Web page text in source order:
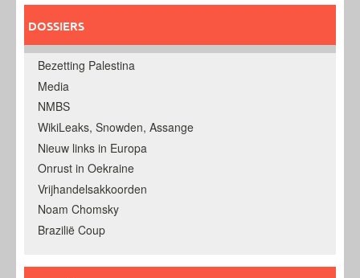
DOSSIERS
Bezetting Palestina
Media
NMBS
WikiLeaks, Snowden, Assange
Nieuw links in Europa
Onrust in Oekraine
Vrijhandelsakkoorden
Noam Chomsky
Brazilië Coup